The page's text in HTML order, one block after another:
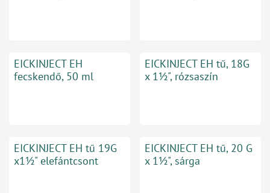
EICKINJECT EH
fecskendő, 50 ml
EICKINJECT EH tű, 18G
x 1½", rózsaszín
EICKINJECT EH tű 19G
x1½" elefántcsont
EICKINJECT EH tű, 20 G
x 1½", sárga